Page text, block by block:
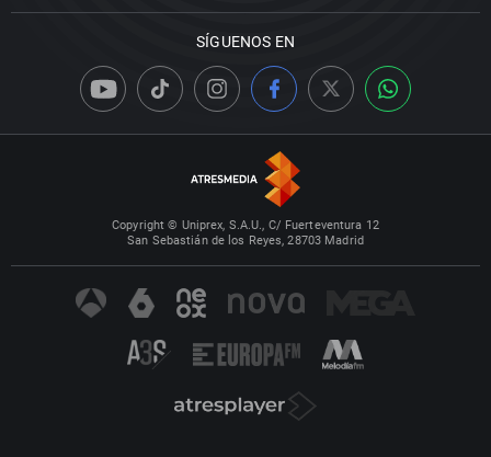
SÍGUENOS EN
Copyright © Uniprex, S.A.U., C/ Fuerteventura 12
San Sebastián de los Reyes, 28703 Madrid